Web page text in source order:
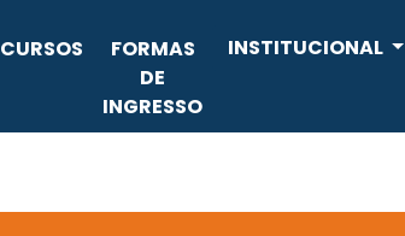
CURSOS
FORMAS
DE
INGRESSO
INSTITUCIONAL